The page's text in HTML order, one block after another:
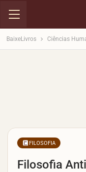
BaixeLivros Ciências
FILOSOFIA
Filosofia